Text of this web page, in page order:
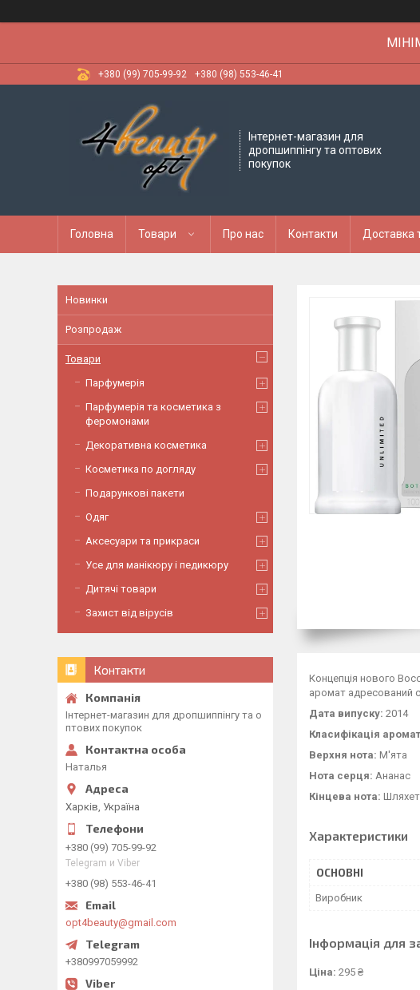
+380 (99) 705-99-92 +380 (98) 553-46-41
Інтернет-магазин для
дропшиппінгу та оптових
покупок
Головна Товари Про нас Контакти Доставка
Концепція нового
аромат адресований
Дата випуску: 2014
Класифікація
Верхня нота: М'ята
Нота серця: Ананас
Кінцева нота:
Характеристики
ОСНОВНІ
Виробник
Інформація для
Ціна: 295 ₴
Новинки
Розпродаж
Товари
Парфумерія
Парфумерія та косметика з
феромонами
Декоративна косметика
Косметика по догляду
Подарункові пакети
Одяг
Аксесуари та прикраси
Усе для манікюру і педикюру
Дитячі товари
Захист від вірусів
Контакти
Інтернет-магазин для дропшиппінгу та о
птових покупок
Наталья
Харків, Україна
+380 (99) 705-99-92
Telegram и Viber
+380 (98) 553-46-41
opt4beauty@gmail.com
+380997059992